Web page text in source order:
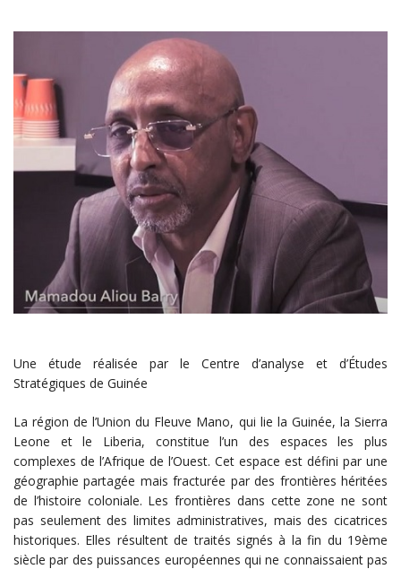
Une étude réalisée par le Centre d’analyse et d’Études
Stratégiques de Guinée
La région de l’Union du Fleuve Mano, qui lie la Guinée, la Sierra
Leone et le Liberia, constitue l’un des espaces les plus
complexes de l’Afrique de l’Ouest. Cet espace est défini par une
géographie partagée mais fracturée par des frontières héritées
de l’histoire coloniale. Les frontières dans cette zone ne sont
pas seulement des limites administratives, mais des cicatrices
historiques. Elles résultent de traités signés à la fin du 19ème
siècle par des puissances européennes qui ne connaissaient pas